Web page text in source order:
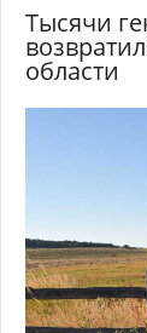
Тысячи
области